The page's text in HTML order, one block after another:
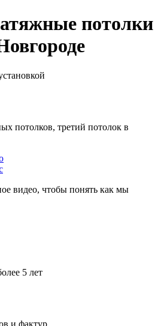
потолки
потолков, третий потолок в
видео, чтобы понять как мы